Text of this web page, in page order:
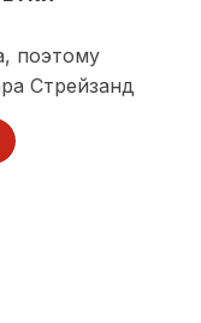
поэтому
Стрейзанд